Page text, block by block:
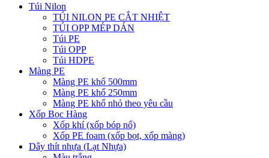
Túi Nilon
TÚI NILON PE CẮT NHIỆT
TÚI OPP MÉP DÁN
Túi PE
Túi OPP
Túi HDPE
Màng PE
Màng PE khổ 500mm
Màng PE khổ 250mm
Màng PE khổ nhỏ theo yêu cầu
Xốp Bọc Hàng
Xốp khí (xốp bóp nổ)
Xốp PE foam (xốp bọt, xốp màng)
Dây thít nhựa (Lạt Nhựa)